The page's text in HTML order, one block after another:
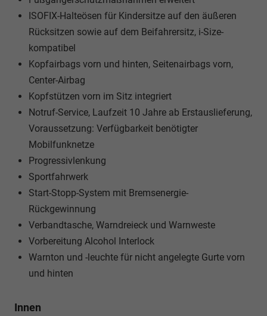
ISOFIX-Halteösen für Kindersitze auf den äußeren
Rücksitzen sowie auf dem Beifahrersitz, i-Size-
kompatibel
Kopfairbags vorn und hinten, Seitenairbags vorn,
Center-Airbag
Kopfstützen vorn im Sitz integriert
Notruf-Service, Laufzeit 10 Jahre ab Erstauslieferung,
Voraussetzung: Verfügbarkeit benötigter
Mobilfunknetze
Progressivlenkung
Sportfahrwerk
Start-Stopp-System mit Bremsenergie-
Rückgewinnung
Verbandtasche, Warndreieck und Warnweste
Vorbereitung Alcohol Interlock
Warnton und -leuchte für nicht angelegte Gurte vorn
und hinten
Innen